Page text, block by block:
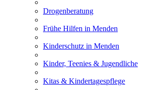
Drogenberatung
Frühe Hilfen in Menden
Kinderschutz in Menden
Kinder, Teenies & Jugendliche
Kitas & Kindertagespflege